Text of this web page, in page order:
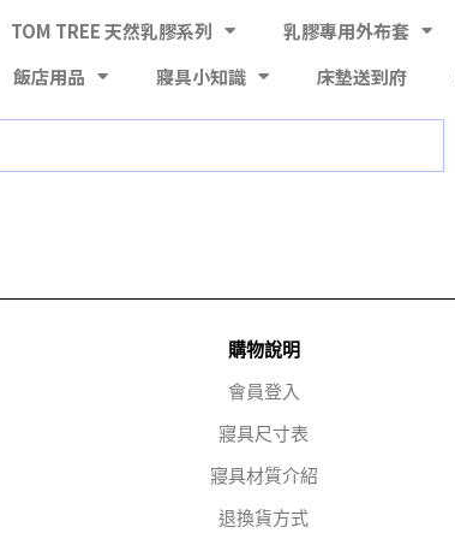
TOM TREE 天然乳膠系列 乳膠專用外布套
飯店用品 寢具小知識 床墊送到府
購物說明
會員登入
寢具尺寸表
寢具材質介紹
退換貨方式